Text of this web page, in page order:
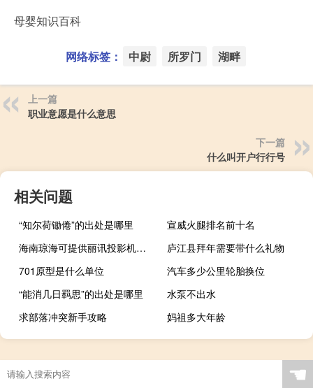
母婴知识百科
网络标签： 中尉 所罗门 湖畔
上一篇
职业意愿是什么意思
下一篇
什么叫开户行行号
相关问题
“知尔荷锄倦”的出处是哪里
宣威火腿排名前十名
海南琼海可提供丽讯投影机维修服务地址在哪
庐江县拜年需要带什么礼物
701原型是什么单位
汽车多少公里轮胎换位
“能消几日羁思”的出处是哪里
水泵不出水
求部落冲突新手攻略
妈祖多大年龄
☚